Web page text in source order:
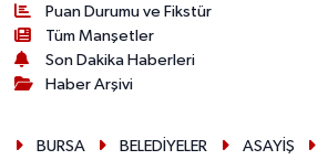
Puan Durumu ve Fikstür
Tüm Manşetler
Son Dakika Haberleri
Haber Arşivi
BURSA BELEDİYELER ASAYİŞ